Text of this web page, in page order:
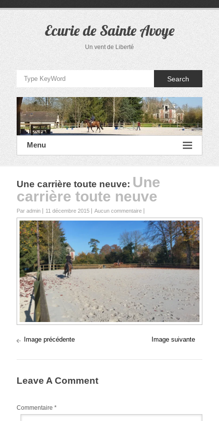
Ecurie de Sainte Avoye
Un vent de Liberté
Search
Menu
Une carrière toute neuve: Une
carrière toute neuve
Par admin 11 décembre 2015 Aucun commentaire
Image précédente Image suivante
Leave A Comment
Commentaire *